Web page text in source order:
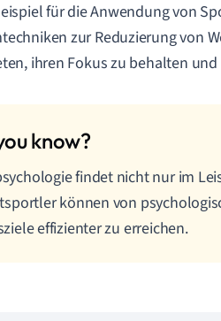
für die Anwendung von
zur Reduzierung von
ihren Fokus zu behalten
findet nicht nur im
können von
effizienter zu erreichen.